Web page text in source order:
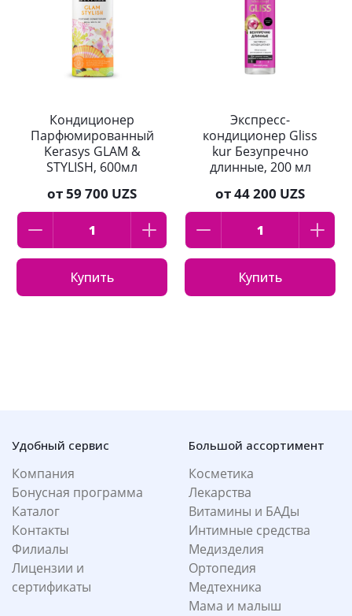
Кондиционер
Парфюмированный
Kerasys GLAM &
STYLISH, 600мл
от59 700 UZS
Купить
Экспресс-
кондиционер Gliss
kur Безупречно
длинные, 200 мл
от44 200 UZS
Купить
Удобный сервис
Компания
Бонусная программа
Каталог
Контакты
Филиалы
Лицензии и
сертификаты
Большой ассортимент
Косметика
Лекарства
Витамины и БАДы
Интимные средства
Медизделия
Ортопедия
Медтехника
Мама и малыш